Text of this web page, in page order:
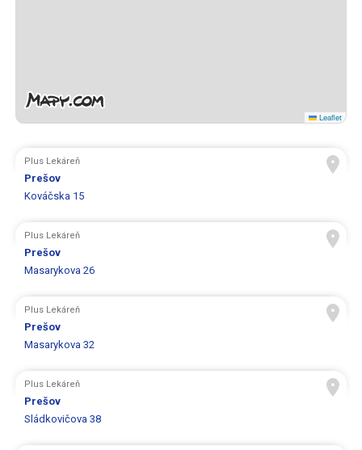
Leaflet
Plus Lekáreň
Prešov
Kováčska 15
Plus Lekáreň
Prešov
Masarykova 26
Plus Lekáreň
Prešov
Masarykova 32
Plus Lekáreň
Prešov
Sládkovičova 38